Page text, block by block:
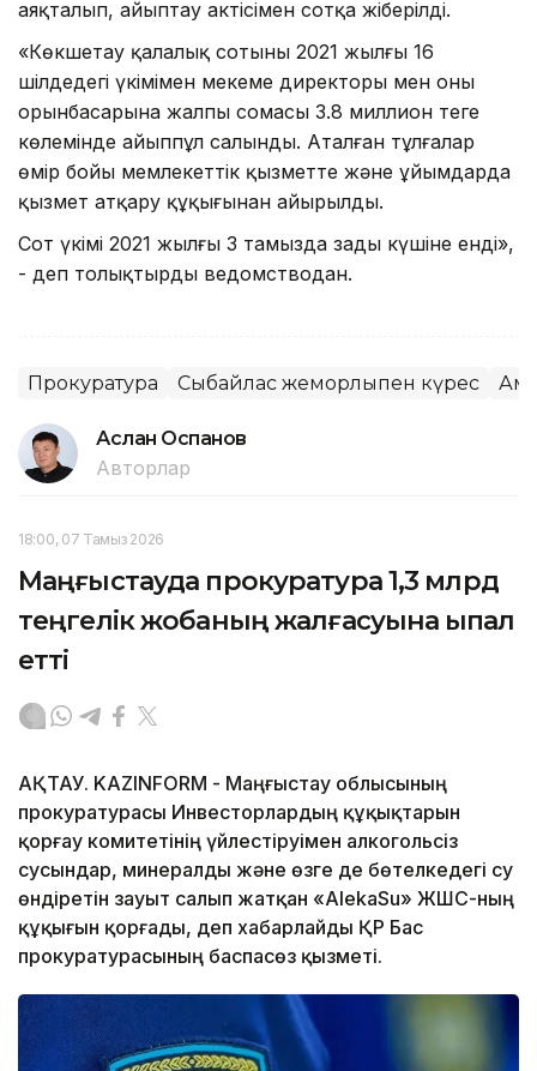
аяқталып, айыптау актісімен сотқа жіберілді.
«Көкшетау қалалық сотының 2021 жылғы 16
шілдедегі үкімімен мекеме директоры мен оның
орынбасарына жалпы сомасы 3.8 миллион теңге
көлемінде айыппұл салынды. Аталған тұлғалар
өмір бойы мемлекеттік қызметте және ұйымдарда
қызмет атқару құқығынан айырылды.
Сот үкімі 2021 жылғы 3 тамызда заңды күшіне енді»,
- деп толықтырды ведомстводан.
Прокуратура Сыбайлас жемқорлықпен күрес
Аслан Оспанов
Авторлар
18:00, 07 Тамыз 2026
Маңғыстауда прокуратура 1,3 млрд
теңгелік жобаның жалғасуына ықпал
етті
АҚТАУ. KAZINFORM - Маңғыстау облысының
прокуратурасы Инвесторлардың құқықтарын
қорғау комитетінің үйлестіруімен алкогольсіз
сусындар, минералды және өзге де бөтелкедегі су
өндіретін зауыт салып жатқан «AlekaSu» ЖШС-ның
құқығын қорғады, деп хабарлайды ҚР Бас
прокуратурасының баспасөз қызметі.